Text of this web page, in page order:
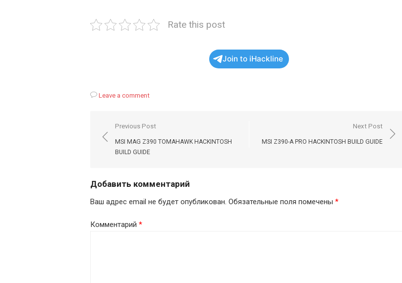
Rate this post
Join to iHackline
Leave a comment
Навигация
по
записям
Previous Post
MSI MAG Z390 TOMAHAWK HACKINTOSH
BUILD GUIDE
Next Post
MSI Z390-A PRO HACKINTOSH BUILD GUIDE
Добавить комментарий
Ваш адрес email не будет опубликован. Обязательные поля помечены *
Комментарий *